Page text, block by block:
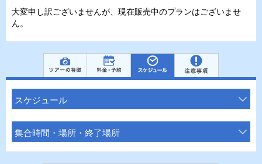
大変申し訳ございませんが、現在販売中のプランはございませ
ん。
スケジュール
集合時間・場所・終了場所